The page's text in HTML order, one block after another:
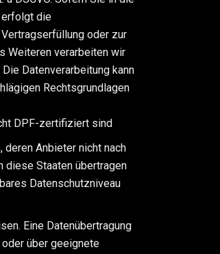
erfolgt die
oder zur
Weiteren verarbeiten wir
Datenverarbeitung kann
Rechtsgrundlagen
DPF-zertifiziert sind
Anbieter nicht nach
diese Staaten übertragen
Datenschutzniveau
Eine Datenübertragung
über geeignete